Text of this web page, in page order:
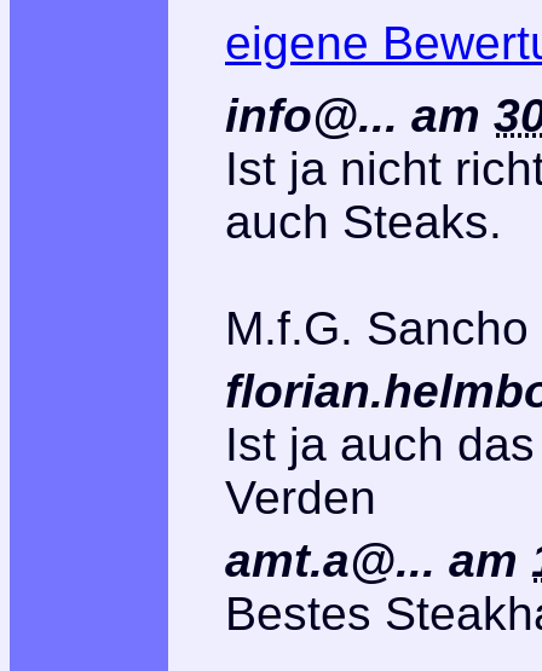
eigene
info@... am
Ist ja nicht
auch Steaks.
M.f.G.
Ist ja auch
Verden
amt.a@... am
Bestes